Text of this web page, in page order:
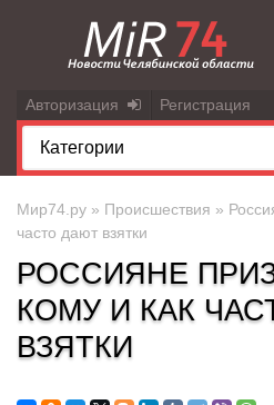
Авторизация Регистрация
Мир74.ру » Происшествия »
часто дают взятки
РОССИЯНЕ
КОМУ И КАК
ВЗЯТКИ